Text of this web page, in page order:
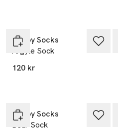
Happy Socks
Argyle Sock
120 kr
Happy Socks
Bear Sock